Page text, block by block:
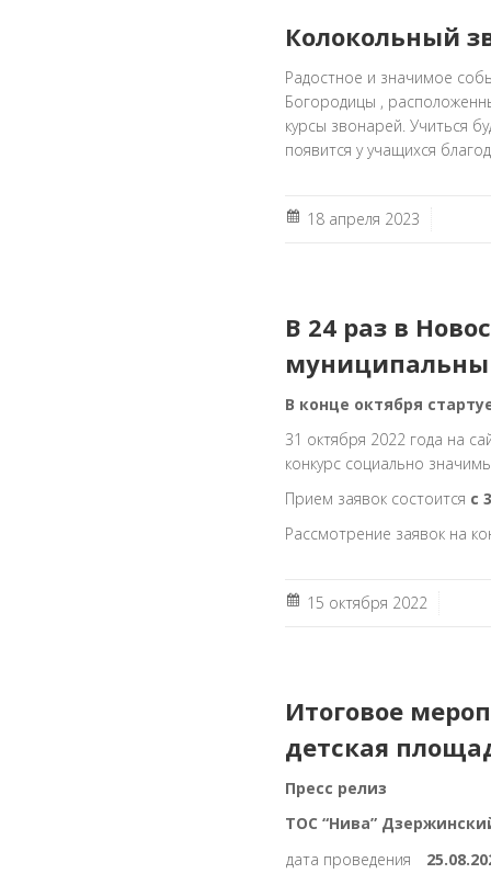
Колокольный
Радостное и значимое
Богородицы ,
курсы звонарей. Учиться
появится у учащихся
18 апреля 2023
В 24 раз в
В конце октября
31 октября 2022 года на
конкурс социально
Прием заявок состоится с
Рассмотрение заявок на
15 октября 2022
Итоговое
детская
Пресс релиз
ТОС “Нива”
дата проведения